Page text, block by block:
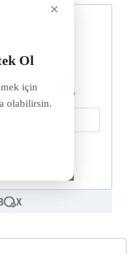
×
Ol
için
olabilirsin.